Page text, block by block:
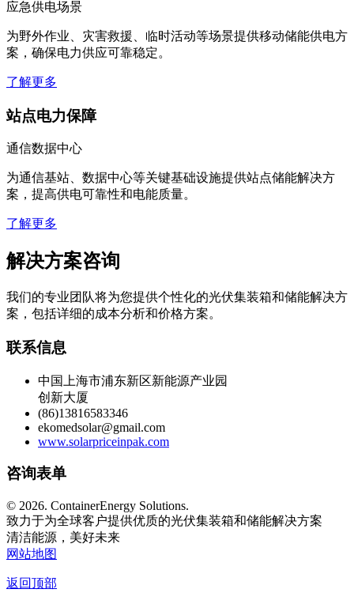
应急供电场景
为野外作业、灾害救援、临时活动等场景提供移动储能供电方
案，确保电力供应可靠稳定。
了解更多
站点电力保障
通信数据中心
为通信基站、数据中心等关键基础设施提供站点储能解决方
案，提高供电可靠性和电能质量。
了解更多
解决方案咨询
我们的专业团队将为您提供个性化的光伏集装箱和储能解决方
案，包括详细的成本分析和价格方案。
联系信息
中国上海市浦东新区新能源产业园
创新大厦
(86)13816583346
ekomedsolar@gmail.com
www.solarpriceinpak.com
咨询表单
© 2026. ContainerEnergy Solutions.
致力于为全球客户提供优质的光伏集装箱和储能解决方案
清洁能源，美好未来
网站地图
返回顶部